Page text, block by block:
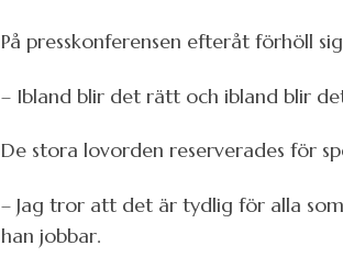
På presskonferensen efteråt förhöll
– Ibland blir det rätt och ibland blir
De stora lovorden reserverades för
– Jag tror att det är tydlig för alla
han jobbar.